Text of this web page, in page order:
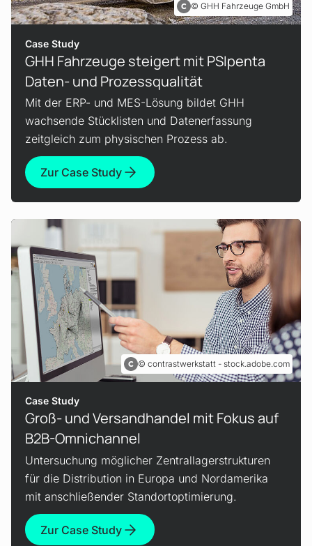
GHH Fahrzeuge GmbH
Case Study
GHH Fahrzeuge steigert mit PSIpenta
Daten- und Prozessqualität
Mit der ERP- und MES-Lösung bildet GHH
wachsende Stücklisten und Datenerfassung
zeitgleich zum physischen Prozess ab.
Zur Case Study
contrastwerkstatt - stock.adobe.com
Case Study
Groß- und Versand­handel mit Fokus auf
B2B-Omnichannel
Untersuchung möglicher Zentrallagerstrukturen
für die Distribution in Europa und Nordamerika
mit anschließender Standortoptimierung.
Zur Case Study